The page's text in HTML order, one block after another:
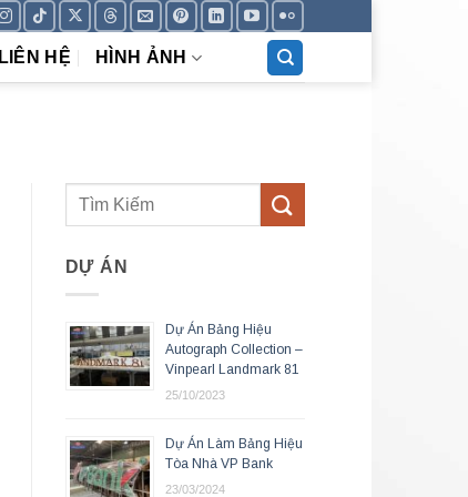
LIÊN HỆ HÌNH ẢNH
DỰ ÁN
Dự Án Bảng Hiệu
Autograph Collection –
Vinpearl Landmark 81
25/10/2023
Dự Án Làm Bảng Hiệu
Tòa Nhà VP Bank
23/03/2024